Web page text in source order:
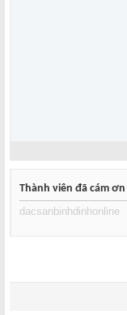
Thành viên đã cám ơn
dacsanbinhdinhonline